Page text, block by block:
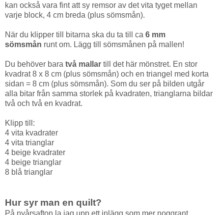
kan också vara fint att sy remsor av det vita tyget mellan
varje block, 4 cm breda (plus sömsmån).
När du klipper till bitarna ska du ta till ca 6 mm
sömsmån runt om. Lägg till sömsmånen på mallen!
Du behöver bara två mallar till det här mönstret. En stor
kvadrat 8 x 8 cm (plus sömsmån) och en triangel med korta
sidan = 8 cm (plus sömsmån). Som du ser på bilden utgår
alla bitar från samma storlek på kvadraten, trianglarna bildar
två och två en kvadrat.
Klipp till:
4 vita kvadrater
4 vita trianglar
4 beige kvadrater
4 beige trianglar
8 blå trianglar
Hur syr man en quilt?
På nyårsafton la jag upp ett inlägg som mer noggrant